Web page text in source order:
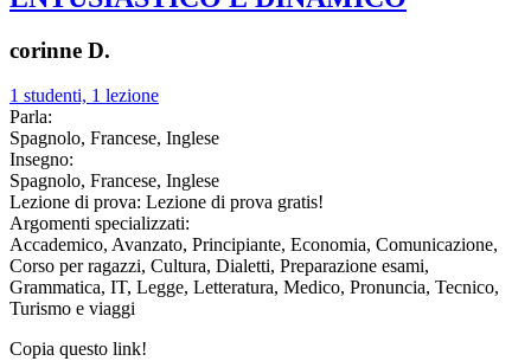
corinne D.
1 studenti, 1 lezione
Parla:
Spagnolo, Francese, Inglese
Insegno:
Spagnolo, Francese, Inglese
Lezione di prova: Lezione di prova gratis!
Argomenti specializzati:
Accademico, Avanzato, Principiante, Economia, Comunicazione,
Corso per ragazzi, Cultura, Dialetti, Preparazione esami,
Grammatica, IT, Legge, Letteratura, Medico, Pronuncia, Tecnico,
Turismo e viaggi
Copia questo link!